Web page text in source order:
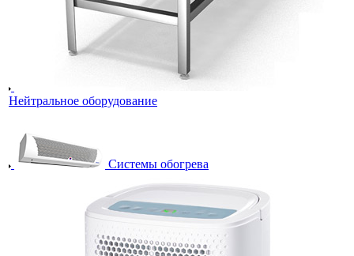
Нейтральное оборудование
Системы обогрева